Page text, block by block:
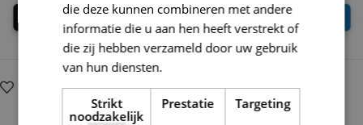
Op verlanglijstje Delen:
die deze kunnen combineren met andere
informatie die u aan hen heeft verstrekt of
die zij hebben verzameld door uw gebruik
van hun diensten.
Strikt
noodzakelijk
Prestatie Targeting